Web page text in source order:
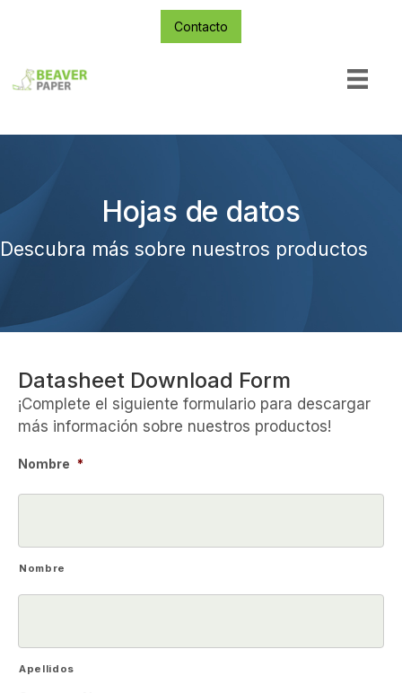
Contacto
Hojas de datos
Descubra más sobre nuestros productos
Datasheet Download Form
¡Complete el siguiente formulario para descargar
más información sobre nuestros productos!
Nombre *
Nombre
Apellidos